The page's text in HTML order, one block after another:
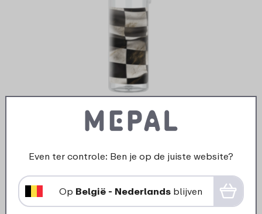
Campus - Raceauto
4 kleuren
2099
Even ter controle: Ben je op de juiste website?
Op België - Nederlands blijven